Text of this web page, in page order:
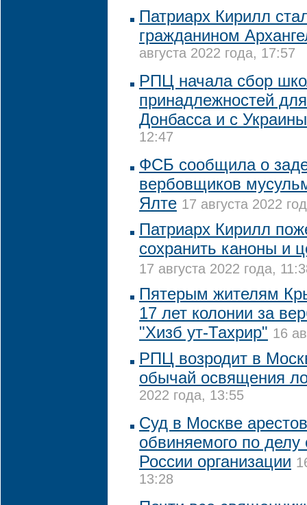
Патриарх Кирилл
гражданином
августа 2022 года, 17:57
РПЦ начала сбор
принадлежностей
Донбасса и с Украины
12:47
ФСБ сообщила о
вербовщиков
Ялте 17 августа 2022
Патриарх Кирилл
сохранить каноны и
17 августа 2022 года,
Пятерым жителям
17 лет колонии за
"Хизб ут-Тахрир" 16
РПЦ возродит в
обычай освящения
2022 года, 13:55
Суд в Москве
обвиняемого по
России организации
13:28